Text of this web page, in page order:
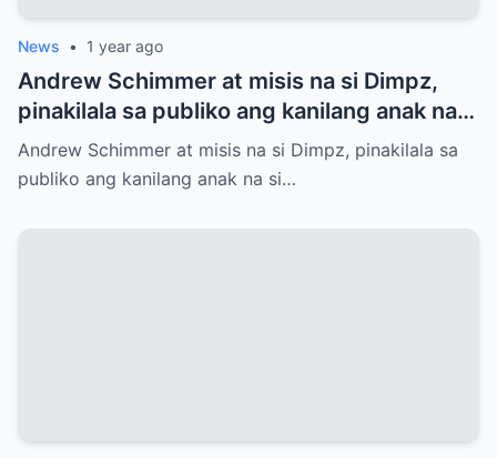
News • 1 year ago
Andrew Schimmer at misis na si Dimpz,
pinakilala sa publiko ang kanilang anak na
si Jasmine Andrei
Andrew Schimmer at misis na si Dimpz, pinakilala sa
publiko ang kanilang anak na si…